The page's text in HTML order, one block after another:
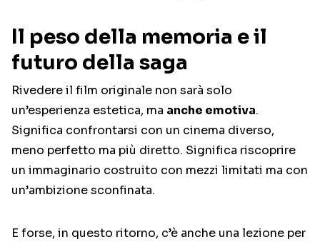
Il peso della memoria e il
futuro della saga
Rivedere il film originale non sarà solo
un’esperienza estetica, ma anche emotiva.
Significa confrontarsi con un cinema diverso,
meno perfetto ma più diretto. Significa riscoprire
un immaginario costruito con mezzi limitati ma con
un’ambizione sconfinata.
E forse, in questo ritorno, c’è anche una lezione per